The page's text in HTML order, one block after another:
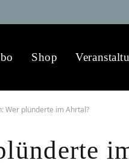
Shop
Wer plünderte im Ahrtal?